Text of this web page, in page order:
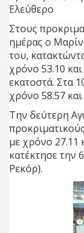
Ελεύθερο
Στους
ημέρας ο
του,
χρόνο 53.10
εκατοστά. Στα
χρόνο 58.57 και
Την δεύτερη
με χρόνο 27.11
κατέκτησε την
Ρεκόρ).